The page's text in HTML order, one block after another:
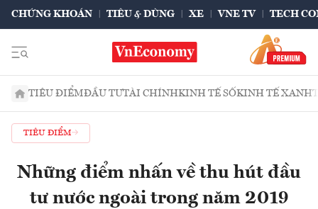
CHỨNG KHOÁN TIÊU & DÙNG XE VNE TV TECH
TIÊU ĐIỂMĐẦU TƯTÀI CHÍNHKINH TẾ SỐKINH TẾ XANH
TIÊU ĐIỂM
Những điểm nhấn về thu hút đầu
tư nước ngoài trong năm 2019